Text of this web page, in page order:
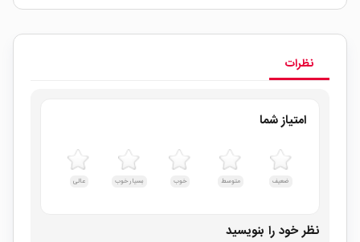
نظرات
امتیاز شما
ضعیف متوسط خوب بسیار خوب عالی
نظر خود را بنویسید